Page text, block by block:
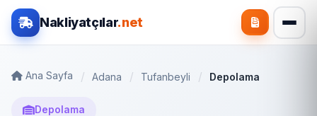
Nakliyatçılar.net
Ana Sayfa Adana Tufanbeyli Depolama
Depolama